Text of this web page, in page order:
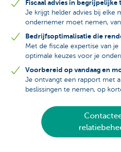
Fiscaal advies in begrijpelijke
Je krijgt helder advies bij elke
ondernemer moet nemen,
Bedrijfsoptimalisatie die
Met de fiscale expertise van
optimale keuzes voor je
Voorbereid op vandaag en
Je ontvangt een rapport met
beslissingen te nemen, op